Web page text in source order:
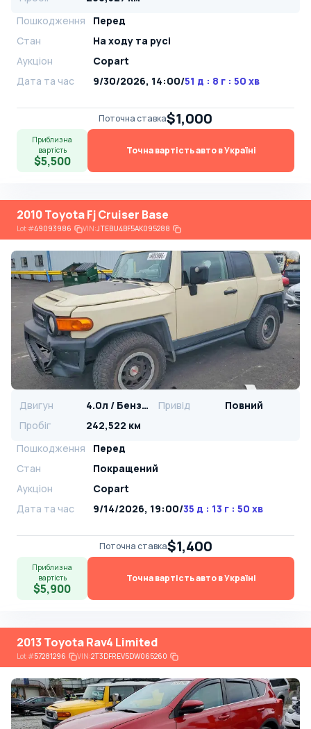
Пошкодження
Перед
Стан
На ​​ходу та русі
Аукціон
Copart
Дата та час
9/30/2026, 14:00/51 д : 8 г : 50 хв
Поточна ставка$1,000
Приблизна
вартість
$5,500
Точна вартість авто в Україні
2010 Toyota Fj Cruiser Base
Lot#49093986 VIN:JTEBU4BF5AK095288
Двигун 4.0л / Бензин Привід
Повний
Пробіг
242,522 км
Пошкодження
Перед
Стан
Покращений
Аукціон
Copart
Дата та час
9/14/2026, 19:00/35 д : 13 г : 50 хв
Поточна ставка$1,400
Приблизна
вартість
$5,900
Точна вартість авто в Україні
2013 Toyota Rav4 Limited
Lot#57281296 VIN:2T3DFREV5DW065260